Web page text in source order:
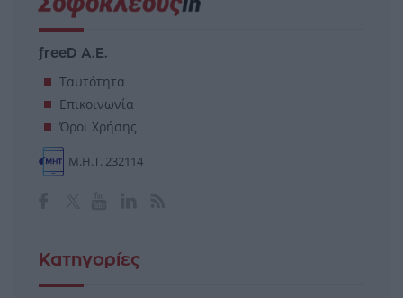
freeD Α.Ε.
Ταυτότητα
Επικοινωνία
Όροι Χρήσης
Μ.Η.Τ. 232114
Κατηγορίες